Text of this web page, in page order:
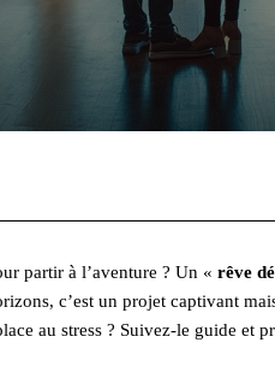
partir à l’aventure ? Un « rêve
c’est un projet captivant
au stress ? Suivez-le guide et